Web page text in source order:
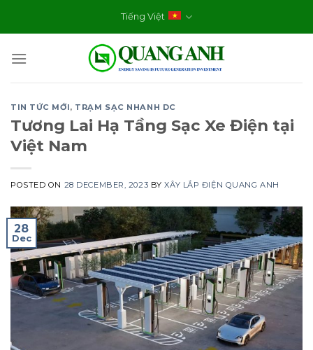
Tiếng Việt
TIN TỨC MỚI, TRẠM SẠC NHANH DC
Tương Lai Hạ Tầng Sạc Xe Điện tại
Việt Nam
POSTED ON 28 DECEMBER, 2023 BYXÂY LẮP ĐIỆN QUANG ANH
28
Dec